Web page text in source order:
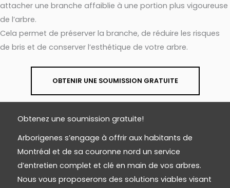
attacher une branche affaiblie à une portion plus vigoureuse
de l’arbre.
Cela permet de préserver la branche, de réduire les risques
de bris et de conserver l’esthétique de votre arbre.
OBTENIR UNE SOUMISSION GRATUITE
Obtenez une soumission gratuite!
Arborigenes s’engage à offrir aux habitants de
Montréal et de sa couronne nord un service
d’entretien complet et clé en main de vos arbres.
Nous vous proposerons des solutions viables visant